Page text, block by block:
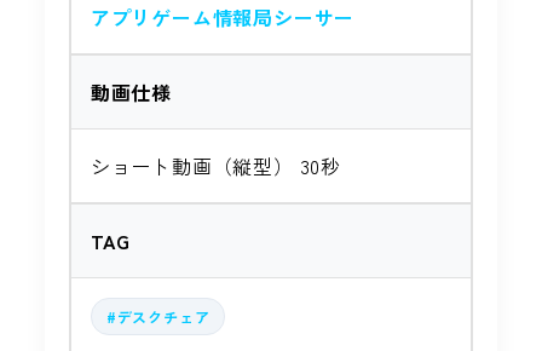
アプリゲーム情報局シーサー
動画仕様
ショート動画（縦型） 30秒
TAG
#デスクチェア